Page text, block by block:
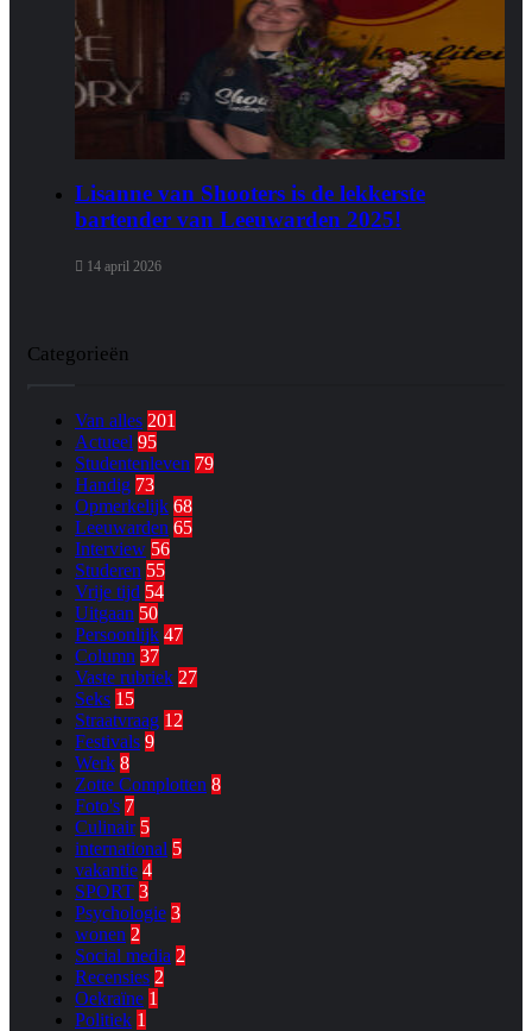
Lisanne van Shooters is de lekkerste
bartender van Leeuwarden 2025!
14 april 2026
Categorieën
Van alles 201
Actueel 95
Studentenleven 79
Handig 73
Opmerkelijk 68
Leeuwarden 65
Interview 56
Studeren 55
Vrije tijd 54
Uitgaan 50
Persoonlijk 47
Column 37
Vaste rubriek 27
Seks 15
Straatvraag 12
Festivals 9
Werk 8
Zotte Complotten 8
Foto's 7
Culinair 5
international 5
vakantie 4
SPORT 3
Psychologie 3
wonen 2
Social media 2
Recensies 2
Oekraïne 1
Politiek 1